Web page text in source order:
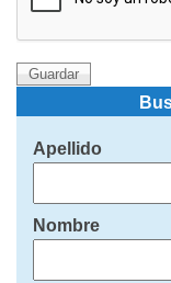
Apellido
Nombre